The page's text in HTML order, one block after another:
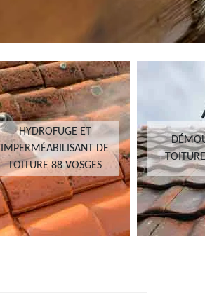
HYDROFUGE ET
IMPERMÉABILISANT DE
TOITURE 88 VOSGES